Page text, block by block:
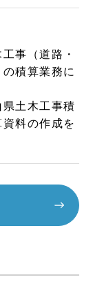
事（道路・
積算業務に
土木工事積
料の作成を